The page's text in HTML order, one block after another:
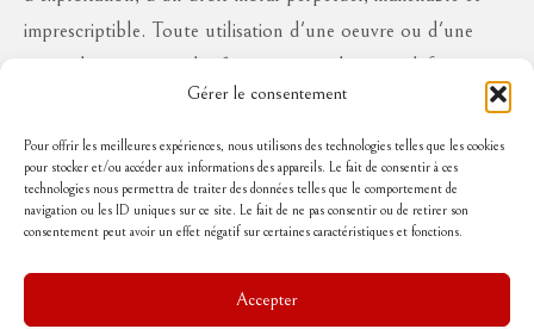
Gérer le consentement
Pour offrir les meilleures expériences, nous utilisons des technologies telles que les cookies
pour stocker et/ou accéder aux informations des appareils. Le fait de consentir à ces
technologies nous permettra de traiter des données telles que le comportement de
navigation ou les ID uniques sur ce site. Le fait de ne pas consentir ou de retirer son
consentement peut avoir un effet négatif sur certaines caractéristiques et fonctions.
Accepter
imprescriptible. Toute utilisation d'une oeuvre ou d'une
partie des oeuvres à des fins commerciales ou à défaut en
diffusion publique, sous quelque forme que ce soit, est
interdite sans l'autorisation de l'auteur, aux risques de se
voir réclamer des dommages et intérêts..
Suivez-moi